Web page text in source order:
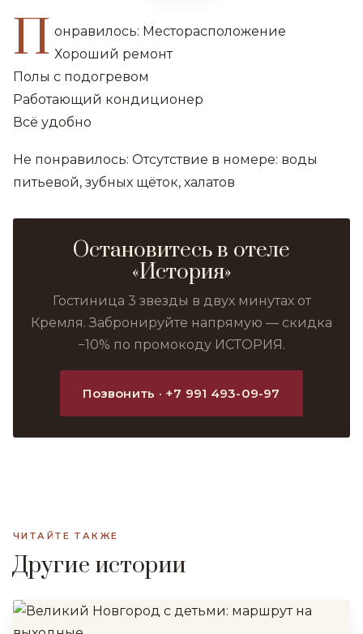
П онравилось: Месторасположение
Хороший ремонт
Полы с подогревом
Работающий кондиционер
Всё удобно
Не понравилось: Отсутствие в номере: воды
питьевой, зубных щёток, халатов
Остановитесь в отеле
«История»
Гостиница 3 звезды в двух минутах от
Кремля. Забронируйте напрямую — скидка
−10% по промокоду ИСТОРИЯ.
Позвонить · +7 991 493-09-97
ЧИТАЙТЕ ТАКЖЕ
Другие истории